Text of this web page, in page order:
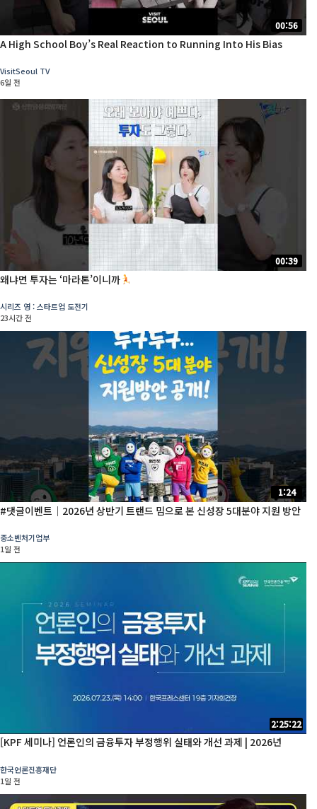
00:56
A High School Boy’s Real Reaction to Running Into His Bias
VisitSeoul TV
6일 전
00:39
왜냐면 투자는 ‘마라톤’이니까
시리즈 영 : 스타트업 도전기
23시간 전
1:24
#댓글이벤트│2026년 상반기 트랜드 밈으로 본 신성장 5대분야 지원 방안
중소벤처기업부
1일 전
2:25:22
[KPF 세미나] 언론인의 금융투자 부정행위 실태와 개선 과제 | 2026년
한국언론진흥재단
1일 전